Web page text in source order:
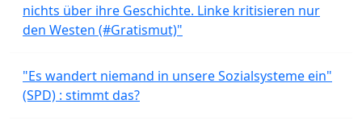
nichts über ihre Geschichte. Linke kritisieren nur
den Westen (#Gratismut)"
"Es wandert niemand in unsere Sozialsysteme ein"
(SPD) : stimmt das?